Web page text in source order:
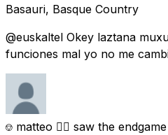
Basauri, Basque Country
@euskaltel Okey laztana
funciones mal yo no me
⎊ matteo 🏳️‍🌈 saw the endgame